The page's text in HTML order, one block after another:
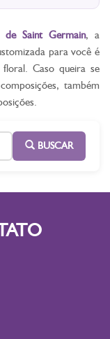
Saint Germain, a
para você é
Caso queira se
também
BUSCAR